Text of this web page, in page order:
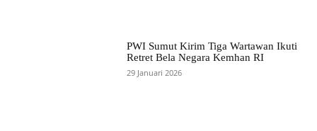
PWI Sumut Kirim Tiga Wartawan Ikuti
Retret Bela Negara Kemhan RI
29 Januari 2026